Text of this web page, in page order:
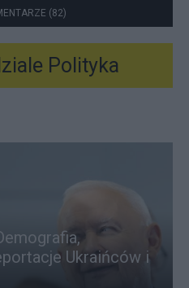
(82)
Polityka
Ukraińców i